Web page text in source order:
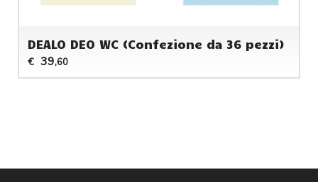
DEALO DEO WC (Confezione da 36 pezzi)
€ 39,60